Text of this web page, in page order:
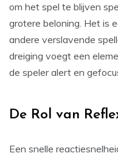
om het spel te blijven
grotere beloning. Het is
andere verslavende
dreiging voegt een
de speler alert en
De Rol van
Een snelle